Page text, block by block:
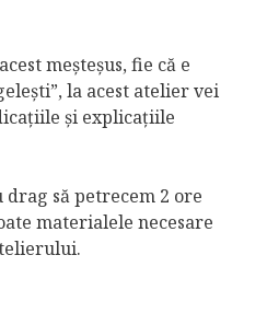
meșteșus, fie că e
la acest atelier vei
și explicațiile
drag să petrecem 2 ore
materialele necesare